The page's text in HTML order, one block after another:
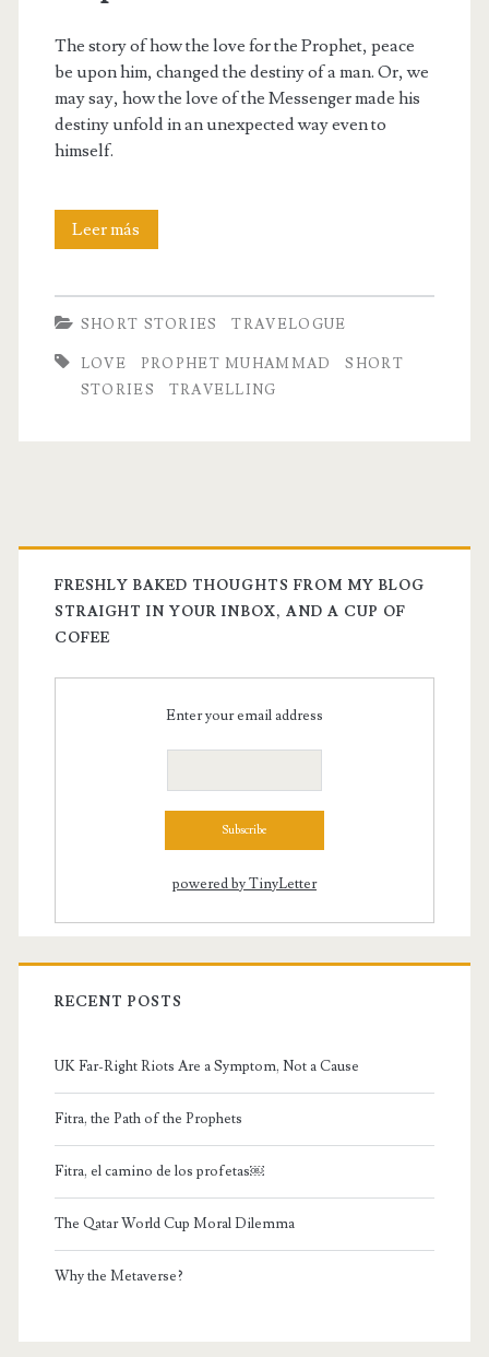
The story of how the love for the Prophet, peace
be upon him, changed the destiny of a man. Or, we
may say, how the love of the Messenger made his
destiny unfold in an unexpected way even to
himself.
Leer más
for
SHORT STORIES TRAVELOGUE
LOVE PROPHET MUHAMMAD
SHORT
STORIES
TRAVELLING
FRESHLY BAKED THOUGHTS FROM MY BLOG
STRAIGHT IN YOUR INBOX, AND A CUP OF
COFEE
Enter your email address
powered by TinyLetter
RECENT POSTS
UK Far-Right Riots Are a Symptom, Not a Cause
Fitra, the Path of the Prophets
Fitra, el camino de los profetas￼
The Qatar World Cup Moral Dilemma
Why the Metaverse?